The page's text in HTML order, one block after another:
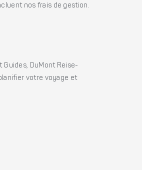
nos frais de gestion.
DuMont Reise-
votre voyage et